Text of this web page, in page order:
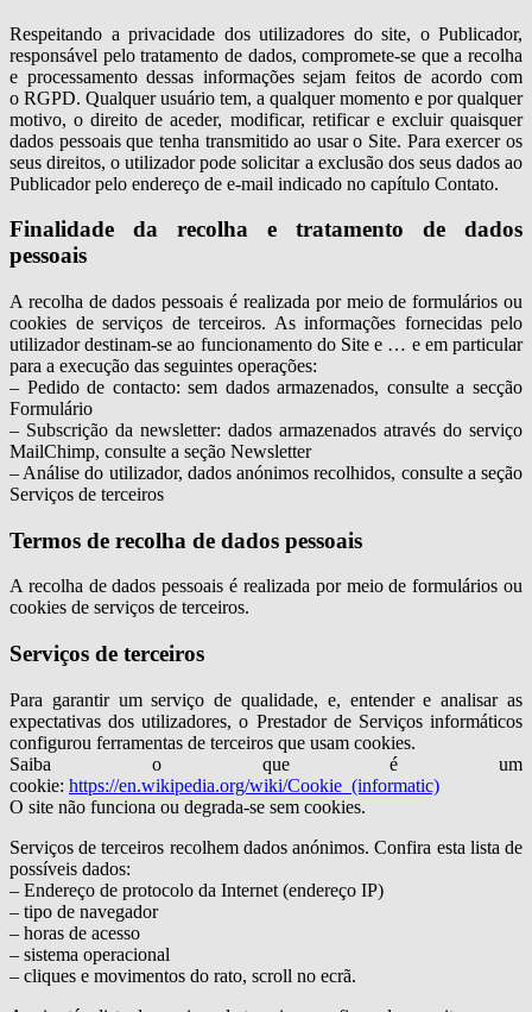
Respeitando a privacidade dos utilizadores do site, o Publicador,
responsável pelo tratamento de dados, compromete-se que a recolha
e processamento dessas informações sejam feitos de acordo com
o RGPD. Qualquer usuário tem, a qualquer momento e por qualquer
motivo, o direito de aceder, modificar, retificar e excluir quaisquer
dados pessoais que tenha transmitido ao usar o Site. Para exercer os
seus direitos, o utilizador pode solicitar a exclusão dos seus dados ao
Publicador pelo endereço de e-mail indicado no capítulo Contato.
Finalidade da recolha e tratamento de dados
pessoais
A recolha de dados pessoais é realizada por meio de formulários ou
cookies de serviços de terceiros. As informações fornecidas pelo
utilizador destinam-se ao funcionamento do Site e … e em particular
para a execução das seguintes operações:
– Pedido de contacto: sem dados armazenados, consulte a secção
Formulário
– Subscrição da newsletter: dados armazenados através do serviço
MailChimp, consulte a seção Newsletter
– Análise do utilizador, dados anónimos recolhidos, consulte a seção
Serviços de terceiros
Termos de recolha de dados pessoais
A recolha de dados pessoais é realizada por meio de formulários ou
cookies de serviços de terceiros.
Serviços de terceiros
Para garantir um serviço de qualidade, e, entender e analisar as
expectativas dos utilizadores, o Prestador de Serviços informáticos
configurou ferramentas de terceiros que usam cookies.
Saiba o que é um
cookie: https://en.wikipedia.org/wiki/Cookie_(informatic)
O site não funciona ou degrada-se sem cookies.
Serviços de terceiros recolhem dados anónimos. Confira esta lista de
possíveis dados:
– Endereço de protocolo da Internet (endereço IP)
– tipo de navegador
– horas de acesso
– sistema operacional
– cliques e movimentos do rato, scroll no ecrã.